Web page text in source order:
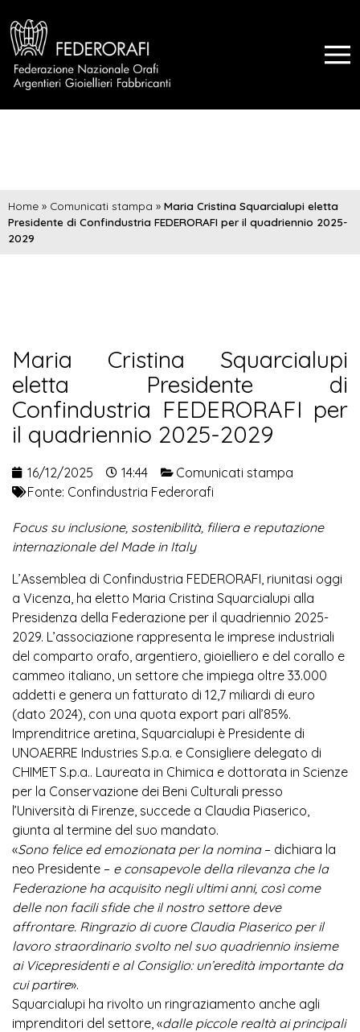
Home » Comunicati stampa » Maria Cristina Squarcialupi eletta
Presidente di Confindustria FEDERORAFI per il quadriennio 2025-
2029
Maria Cristina Squarcialupi
eletta Presidente di
Confindustria FEDERORAFI per
il quadriennio 2025-2029
16/12/2025 14:44
Comunicati stampa
Fonte: Confindustria Federorafi
Focus su inclusione, sostenibilità, filiera e reputazione
internazionale del Made in Italy
L’Assemblea di Confindustria FEDERORAFI, riunitasi oggi
a Vicenza, ha eletto Maria Cristina Squarcialupi alla
Presidenza della Federazione per il quadriennio 2025-
2029. L’associazione rappresenta le imprese industriali
del comparto orafo, argentiero, gioielliero e del corallo e
cammeo italiano, un settore che impiega oltre 33.000
addetti e genera un fatturato di 12,7 miliardi di euro
(dato 2024), con una quota export pari all’85%.
Imprenditrice aretina, Squarcialupi è Presidente di
UNOAERRE Industries S.p.a. e Consigliere delegato di
CHIMET S.p.a.. Laureata in Chimica e dottorata in Scienze
per la Conservazione dei Beni Culturali presso
l’Università di Firenze, succede a Claudia Piaserico,
giunta al termine del suo mandato.
«Sono felice ed emozionata per la nomina– dichiara la
neo Presidente – e consapevole della rilevanza che la
Federazione ha acquisito negli ultimi anni, così come
delle non facili sfide che il nostro settore deve
affrontare. Ringrazio di cuore Claudia Piaserico per il
lavoro straordinario svolto nel suo quadriennio insieme
ai Vicepresidenti e al Consiglio: un’eredità importante da
cui partire».
Squarcialupi ha rivolto un ringraziamento anche agli
imprenditori del settore, «dalle piccole realtà ai principali